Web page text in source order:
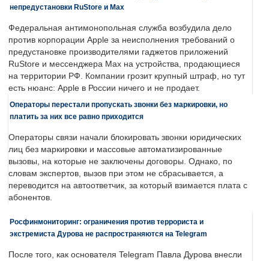
непредустановки RuStore и Max
Федеральная антимонопольная служба возбудила дело
против корпорации Apple за неисполнения требований о
предустановке производителями гаджетов приложений
RuStore и мессенджера Max на устройства, продающиеся
на территории РФ. Компании грозит крупный штраф, но тут
есть нюанс: Apple в России ничего и не продает.
Операторы перестали пропускать звонки без маркировки, но
платить за них все равно приходится
Операторы связи начали блокировать звонки юридических
лиц без маркировки и массовые автоматизированные
вызовы, на которые не заключены договоры. Однако, по
словам экспертов, вызов при этом не сбрасывается, а
переводится на автоответчик, за который взимается плата с
абонентов.
Росфинмониторинг: ограничения против террориста и
экстремиста Дурова не распространяются на Telegram
После того, как основателя Telegram Павла Дурова внесли